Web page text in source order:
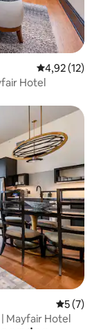
4,92 av 5 i
4,92 (12)
Hotel
5 av 5 i
5 (7)
Mayfair Hotel